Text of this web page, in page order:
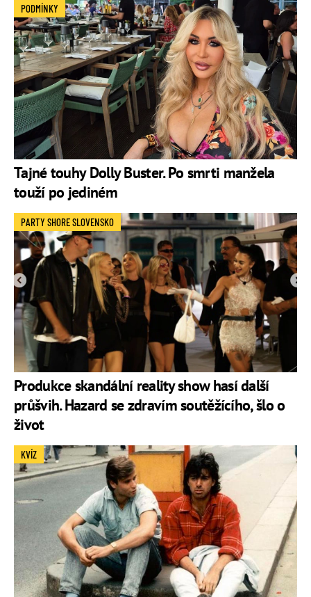
Tajné touhy Dolly Buster. Po smrti manžela
touží po jediném
PODMÍNKY
Produkce skandální reality show hasí další
průšvih. Hazard se zdravím soutěžícího, šlo o
život
PARTY SHORE SLOVENSKO
KVÍZ